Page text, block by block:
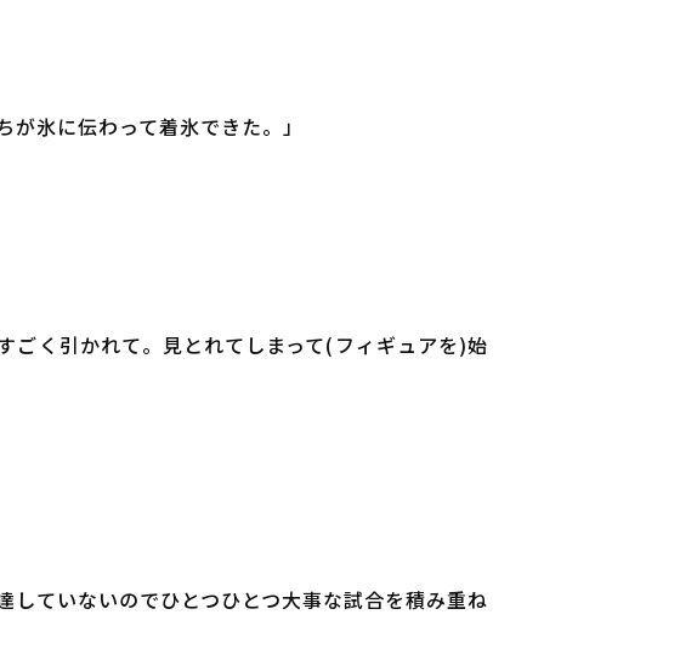
氷に伝わって着氷できた。」
ごく引かれて。見とれてしまって(フィギュアを)始
していないのでひとつひとつ大事な試合を積み重ね